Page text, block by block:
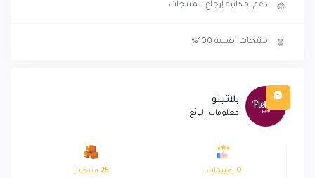
دعم إمكانية إرجاع المنتجات
منتجات أصلية 100%
بلاتينو
معلومات البائع
0 تقييمات 25 منتجات